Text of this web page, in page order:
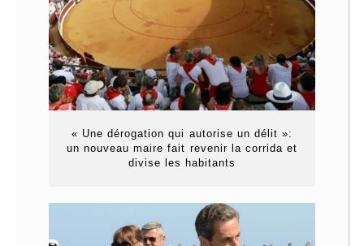
« Une dérogation qui autorise un délit »:
un nouveau maire fait revenir la corrida et
divise les habitants